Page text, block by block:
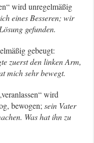
wird unregelmäßig
eines Besseren; wir
gefunden.
gebeugt:
zuerst den linken Arm,
mich sehr bewegt.
wird
bewogen;sein Vater
Was hat ihn zu